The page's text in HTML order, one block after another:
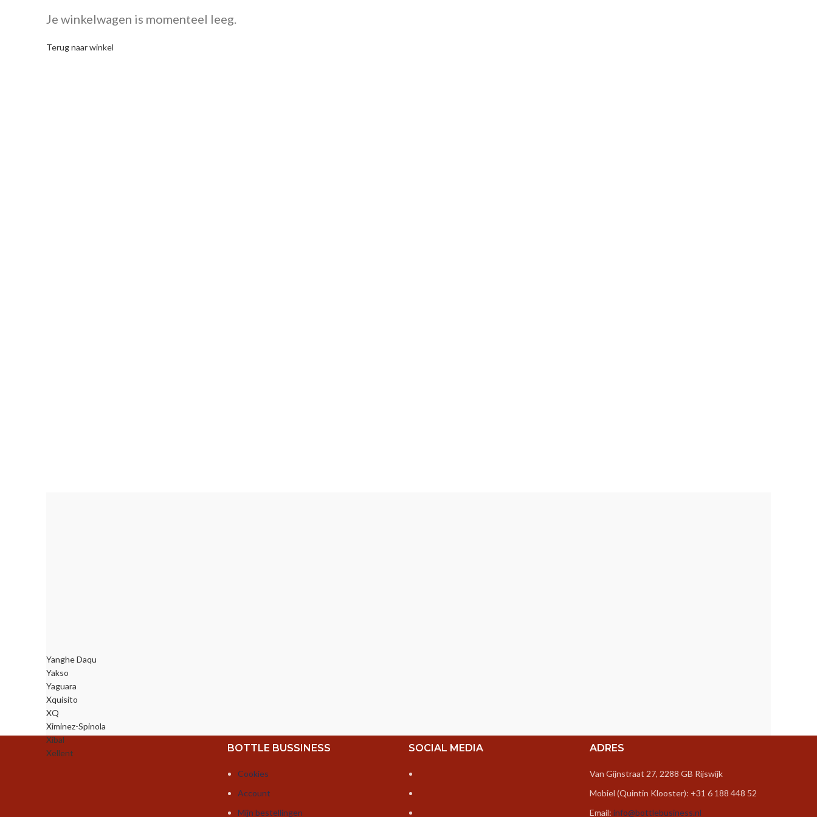
Je winkelwagen is momenteel leeg.
Terug naar winkel
Yanghe Daqu
Yakso
Yaguara
Xquisito
XQ
Ximinez-Spinola
Xibal
Xellent
BOTTLE BUSSINESS
Cookies
Account
Mijn bestellingen
SOCIAL MEDIA ADRES
Van Gijnstraat 27, 2288 GB Rijswijk
Mobiel (Quintin Klooster): +31 6 188 448 52
Email: info@bottlebusiness.nl